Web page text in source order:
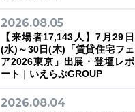
2026.08.05
【来場者17,143人】7月29日
(水)～30日(木)「賃貸住宅フェ
ア2026東京」出展・登壇レポ
ート｜いえらぶGROUP
2026.08.04